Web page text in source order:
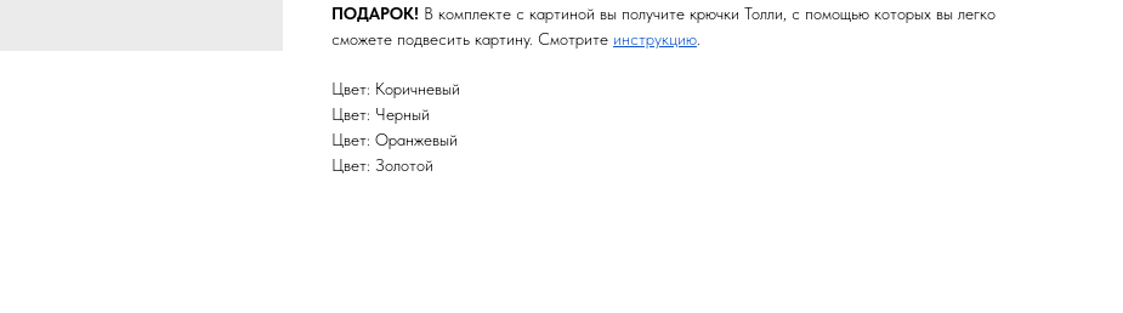
ПОДАРОК! В комплекте с картиной вы получите крючки Толли, с помощью которых вы легко
сможете подвесить картину. Смотрите инструкцию
Цвет: Коричневый
Цвет: Черный
Цвет: Оранжевый
Цвет: Золотой